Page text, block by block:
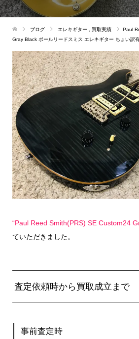
ブログ エレキギター 買取実績
Paul
Gray Black ポールリードスミス エレキギター ちょい訳
“Paul Reed Smith(PRS) SE Custom24
ていただきました。
査定依頼時から買取成立まで
事前査定時